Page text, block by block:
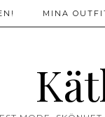
MINA